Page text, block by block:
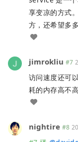
享变凉的方式
方，还希望多多
jimrokliu #7
访问速度还可
耗的内存高不
nightire #8